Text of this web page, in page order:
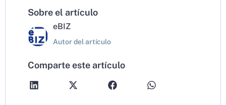
Sobre el artículo
eBIZ
Autor del artículo
Comparte este artículo